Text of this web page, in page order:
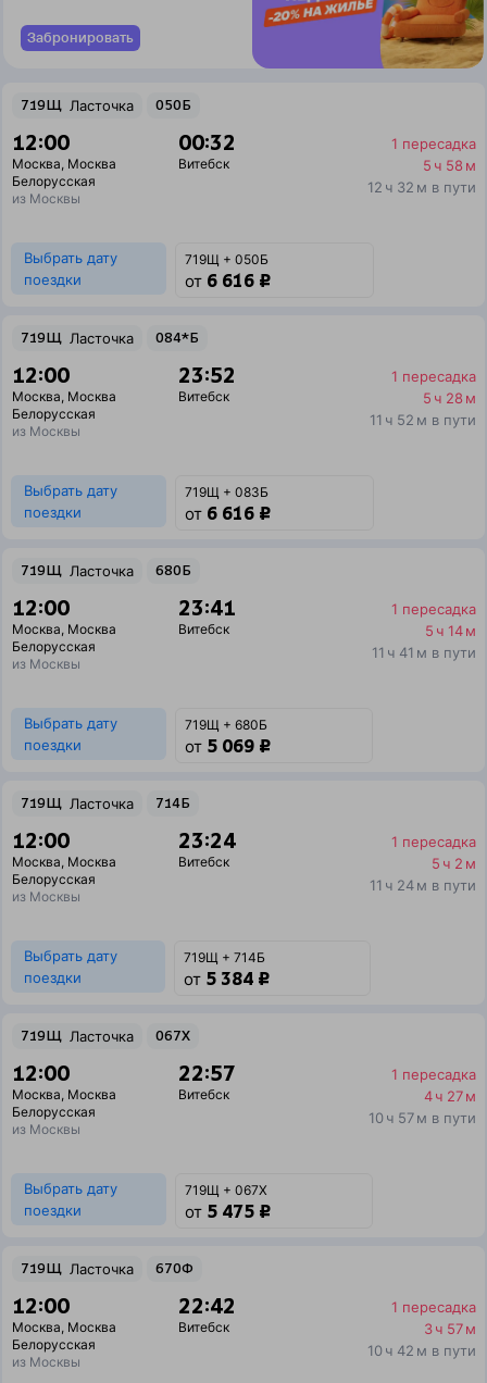
Забронировать
719Щ Ласточка 050Б
12:00
Москва, Москва
Белорусская
из Москвы
00:32
Витебск
1 пересадка
5 ч 58 м
12 ч 32 м в пути
Выбрать дату
поездки
719Щ + 050Б
от 6 616 ₽
719Щ Ласточка 084*Б
12:00
Москва, Москва
Белорусская
из Москвы
23:52
Витебск
1 пересадка
5 ч 28 м
11 ч 52 м в пути
Выбрать дату
поездки
719Щ + 083Б
от 6 616 ₽
719Щ Ласточка 680Б
12:00
Москва, Москва
Белорусская
из Москвы
23:41
Витебск
1 пересадка
5 ч 14 м
11 ч 41 м в пути
Выбрать дату
поездки
719Щ + 680Б
от 5 069 ₽
719Щ Ласточка 714Б
12:00
Москва, Москва
Белорусская
из Москвы
23:24
Витебск
1 пересадка
5 ч 2 м
11 ч 24 м в пути
Выбрать дату
поездки
719Щ + 714Б
от 5 384 ₽
719Щ Ласточка 067Х
12:00
Москва, Москва
Белорусская
из Москвы
22:57
Витебск
1 пересадка
4 ч 27 м
10 ч 57 м в пути
Выбрать дату
поездки
719Щ + 067Х
от 5 475 ₽
719Щ Ласточка 670Ф
12:00
Москва, Москва
Белорусская
из Москвы
22:42
Витебск
1 пересадка
3 ч 57 м
10 ч 42 м в пути